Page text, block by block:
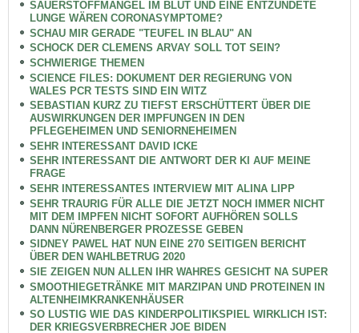
SAUERSTOFFMANGEL IM BLUT UND EINE ENTZÜNDETE
LUNGE WÄREN CORONASYMPTOME?
SCHAU MIR GERADE "TEUFEL IN BLAU" AN
SCHOCK DER CLEMENS ARVAY SOLL TOT SEIN?
SCHWIERIGE THEMEN
SCIENCE FILES: DOKUMENT DER REGIERUNG VON
WALES PCR TESTS SIND EIN WITZ
SEBASTIAN KURZ ZU TIEFST ERSCHÜTTERT ÜBER DIE
AUSWIRKUNGEN DER IMPFUNGEN IN DEN
PFLEGEHEIMEN UND SENIORNEHEIMEN
SEHR INTERESSANT DAVID ICKE
SEHR INTERESSANT DIE ANTWORT DER KI AUF MEINE
FRAGE
SEHR INTERESSANTES INTERVIEW MIT ALINA LIPP
SEHR TRAURIG FÜR ALLE DIE JETZT NOCH IMMER NICHT
MIT DEM IMPFEN NICHT SOFORT AUFHÖREN SOLLS
DANN NÜRENBERGER PROZESSE GEBEN
SIDNEY PAWEL HAT NUN EINE 270 SEITIGEN BERICHT
ÜBER DEN WAHLBETRUG 2020
SIE ZEIGEN NUN ALLEN IHR WAHRES GESICHT NA SUPER
SMOOTHIEGETRÄNKE MIT MARZIPAN UND PROTEINEN IN
ALTENHEIMKRANKENHÄUSER
SO LUSTIG WIE DAS KINDERPOLITIKSPIEL WIRKLICH IST:
DER KRIEGSVERBRECHER JOE BIDEN